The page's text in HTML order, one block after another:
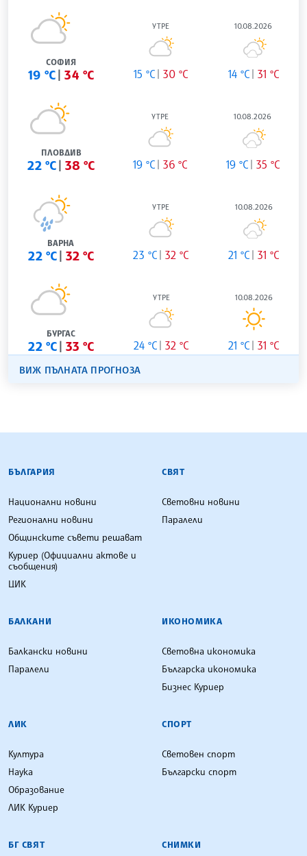
СОФИЯ
19 °C 34 °C
УТРЕ
15 °C 30 °C
10.08.2026
14 °C 31 °C
ПЛОВДИВ
22 °C 38 °C
УТРЕ
19 °C 36 °C
10.08.2026
19 °C 35 °C
ВАРНА
22 °C 32 °C
УТРЕ
23 °C 32 °C
10.08.2026
21 °C 31 °C
БУРГАС
22 °C 33 °C
УТРЕ
24 °C 32 °C
10.08.2026
21 °C 31 °C
ВИЖ ПЪЛНАТА ПРОГНОЗА
БЪЛГАРСКА ТЕЛЕГРАФНА АГЕНЦИЯ
БЪЛГАРИЯ
Национални новини
Регионални новини
Общинските съвети решават
Куриер (Официални актове и
съобщения)
ЦИК
СВЯТ
Световни новини
Паралели
БАЛКАНИ
Балкански новини
Паралели
ИКОНОМИКА
Световна икономика
Българска икономика
Бизнес Куриер
ЛИК
Култура
Наука
Образование
ЛИК Куриер
СПОРТ
Световен спорт
Български спорт
БГ СВЯТ СНИМКИ